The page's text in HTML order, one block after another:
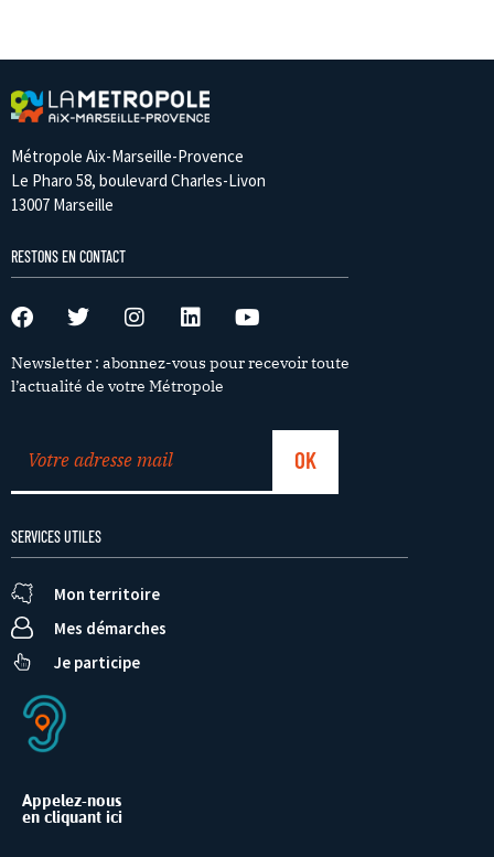
Métropole Aix-Marseille-Provence
Le Pharo 58, boulevard Charles-Livon
13007 Marseille
RESTONS EN CONTACT
Newsletter : abonnez-vous pour recevoir toute
l’actualité de votre Métropole
SERVICES UTILES
Mon territoire
Mes démarches
Je participe
Appelez-nous
en cliquant ici